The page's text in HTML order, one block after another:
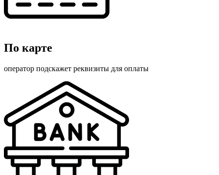
По карте
оператор подскажет реквизиты для оплаты